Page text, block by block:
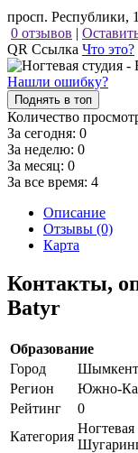
просп. Республики,
0 отзывов |
QR Ссылка Что это?
Нашли ошибку?
Поднять в топ
Количество
За сегодня: 0
За неделю: 0
За месяц: 0
За все время: 4
Описание
Отзывы (0)
Карта
Контакты,
Batyr
Образование
Город
Шымкент
Регион
Южно-
Рейтинг
0
Категория